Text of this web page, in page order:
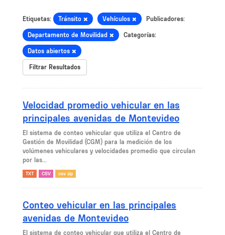
Etiquetas: Tránsito Vehículos Publicadores:
Departamento de Movilidad Categorías:
Datos abiertos
Filtrar Resultados
Velocidad promedio vehicular en las
principales avenidas de Montevideo
El sistema de conteo vehicular que utiliza el Centro de
Gestión de Movilidad (CGM) para la medición de los
volúmenes vehiculares y velocidades promedio que circulan
por las...
TXT CSV csv zip
Conteo vehicular en las principales
avenidas de Montevideo
El sistema de conteo vehicular que utiliza el Centro de